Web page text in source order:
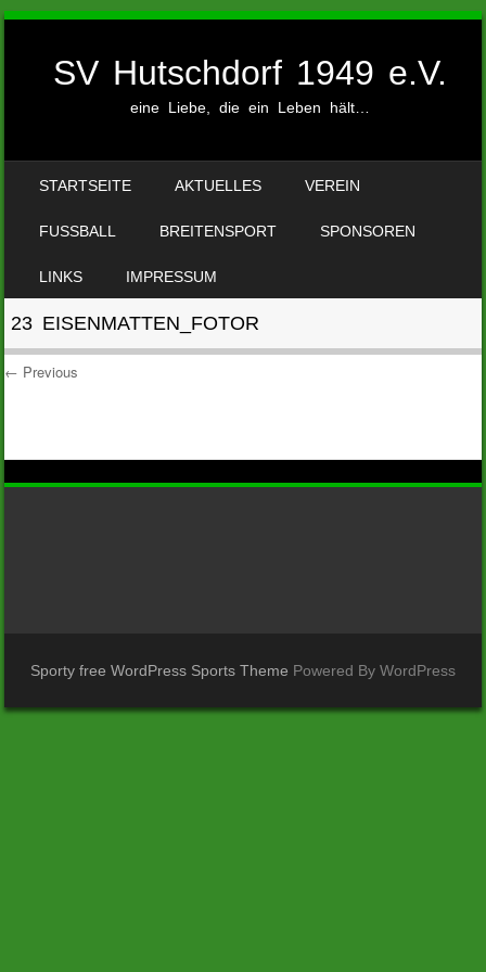
SV Hutschdorf 1949 e.V.
eine Liebe, die ein Leben hält…
STARTSEITE AKTUELLES VEREIN
FUSSBALL BREITENSPORT SPONSOREN
LINKS IMPRESSUM
23 EISENMATTEN_FOTOR
← Previous
Sporty free WordPress Sports Theme Powered By WordPress